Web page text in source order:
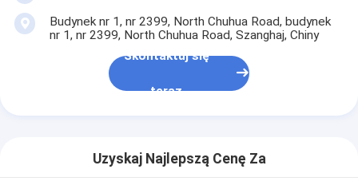
Budynek nr 1, nr 2399, North Chuhua Road, budynek
nr 1, nr 2399, North Chuhua Road, Szanghaj, Chiny
Skontaktuj się
teraz
Uzyskaj Najlepszą Cenę Za